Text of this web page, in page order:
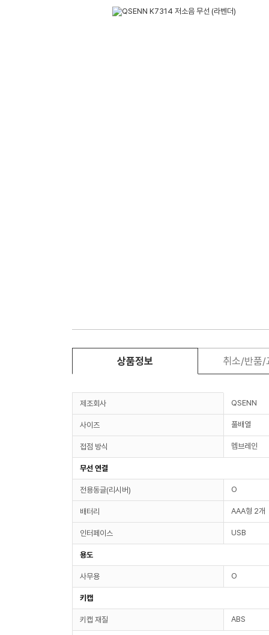
상품정보 취소/반품/
제조회사 QSENN
사이즈 풀배열
접점 방식 멤브레인
무선 연결
전용동글(리시버) O
배터리 AAA형 2개
인터페이스 USB
용도
사무용 O
키캡
키캡 재질 ABS